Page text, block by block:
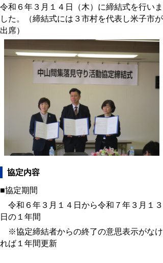
令和６年３月１４日（木）に締結式を行いま
した。（締結式には３市村を代表し米子市が
出席）
協定内容
■協定期間
令和６年３月１４日から令和７年３月１３
日の１年間
※協定締結者からの終了の意思表示がなけ
れば１年間更新